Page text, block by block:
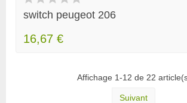
switch peugeot 206
16,67 €
Affichage 1-12 de 22
Suivant